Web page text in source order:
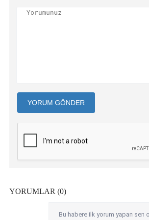
YORUM GÖNDER
YORUMLAR (0)
Bu habere ilk yorum yapan sen